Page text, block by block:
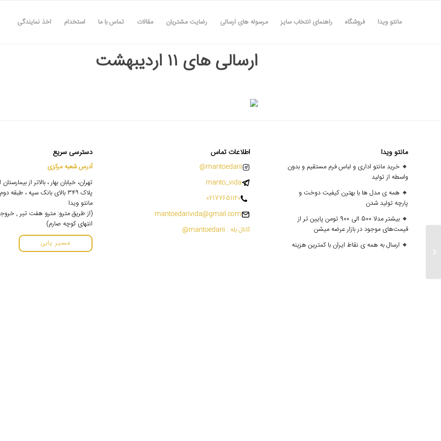
مانتو ویدا فروشگاه راهنمای انتخاب سایز مرسوله های ارسالی رضایت مشتریان مقالات تماس با ما استخدام اخذ نمایندگی
ارسالی های ۱۱ اردیبهشت
مانتو ویدا
🔸 خرید مانتو اداری و لباس فرم مستقیم و بدون
واسطه از تولید
🔸 همه ی مدل ها با بهترن کیفیت دوخت و
پارچه تولید شدن
🔸 بیشتر مدلا 500 الی 900 تومن پایین تر از
قیمت‌های موجود در بازار عرضه میشن
🔸 ارسال به همه ی نقاط ایران با کمترین هزینه
اطلاعات تماس
mantoedarii@
manto_vida
02177651120
mantoedarivida@gmail.com
کانال بله : mantoedarii@
دسترسی سریع
آدرس شعبه مرکزی
تهران، خیابان بهار ، بالاتر از
پلاک ۳۴۹ بالای بانک سپه ،
مانتو ویدا
(از طریق مترو: مترو هفت تیر ,
انتهای کوچه صارم)
مسیر یابی